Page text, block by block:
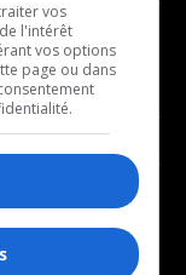
franco
vos
l'intérêt
vos options
page ou dans